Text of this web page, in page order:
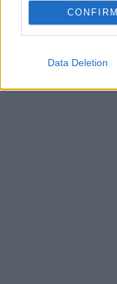
CONFIRM
Data Deletion